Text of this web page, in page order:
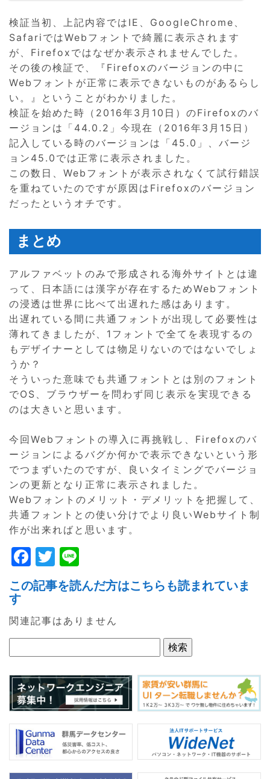
検証当初、上記内容ではIE、GoogleChrome、
SafariではWebフォントで綺麗に表示されます
が、Firefoxではなぜか表示されませんでした。
その後の検証で、『Firefoxのバージョンの中に
Webフォントが正常に表示できないものがあるらし
い。』ということがわかりました。
検証を始めた時（2016年3月10日）のFirefoxのバ
ージョンは「44.0.2」今現在（2016年3月15日）
記入している時のバージョンは「45.0」、バージ
ョン45.0では正常に表示されました。
この数日、Webフォントが表示されなくて試行錯誤
を重ねていたのですが原因はFirefoxのバージョン
だったというオチです。
まとめ
アルファベットのみで形成される海外サイトとは違
って、日本語には漢字が存在するためWebフォント
の浸透は世界に比べて出遅れた感はあります。
出遅れている間に共通フォントが出現して必要性は
薄れてきましたが、1フォントで全てを表現するの
もデザイナーとしては物足りないのではないでしょ
うか？
そういった意味でも共通フォントとは別のフォント
でOS、ブラウザーを問わず同じ表示を実現できる
のは大きいと思います。
今回Webフォントの導入に再挑戦し、Firefoxのバ
ージョンによるバグか何かで表示できないという形
でつまずいたのですが、良いタイミングでバージョ
ンの更新となり正常に表示されました。
Webフォントのメリット・デメリットを把握して、
共通フォントとの使い分けでより良いWebサイト制
作が出来ればと思います。
F
a
c
e
b
o
o
k
T
w
itt
er
n
e
この記事を読んだ方はこちらも読まれていま
す
関連記事はありません